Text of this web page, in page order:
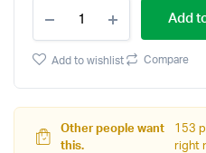
Convertisseur
Numérique
Analogique
Bit
ADC
–
4
Add
Add to wishlist Compare
Other people want
this.
153
right